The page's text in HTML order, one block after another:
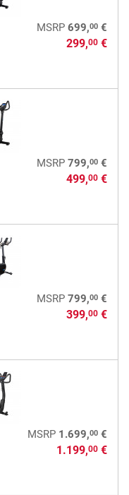
MSRP 699,00€
299,00€
MSRP 799,00€
499,00€
MSRP 799,00€
399,00€
MSRP 1.699,00€
1.199,00€